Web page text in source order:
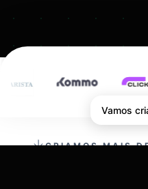
CRIAMOS MAIS
Vamos